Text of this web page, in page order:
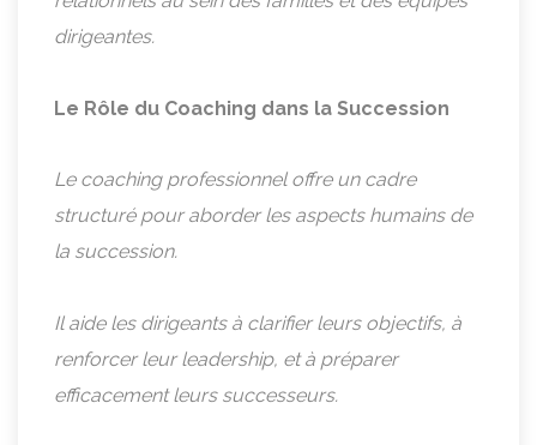
dirigeantes.
Le Rôle du Coaching dans la Succession
Le coaching professionnel offre un cadre
structuré pour aborder les aspects humains de
la succession.
Il aide les dirigeants à clarifier leurs objectifs, à
renforcer leur leadership, et à préparer
efficacement leurs successeurs.